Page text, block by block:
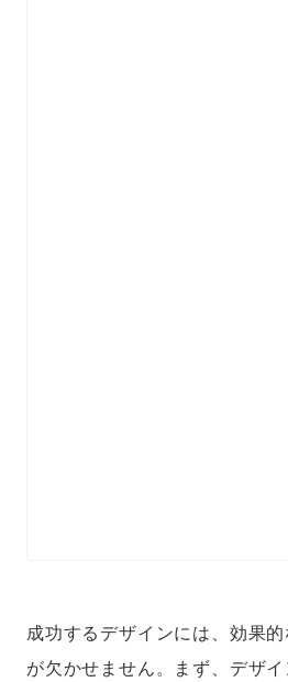
成功するデザインには、効果
が欠かせません。まず、デザ